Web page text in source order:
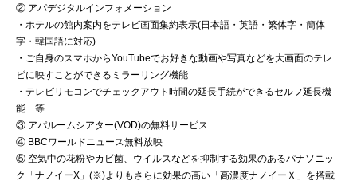
② アパデジタルインフォメーション
・ホテルの館内案内をテレビ画面集約表示(日本語・英語・繁体字・簡体
字・韓国語に対応)
・ご自身のスマホからYouTubeでお好きな動画や写真などを大画面のテレ
ビに映すことができるミラーリング機能
・テレビリモコンでチェックアウト時間の延長手続ができるセルフ延長機
能 等
③ アパルームシアター(VOD)の無料サービス
④ BBCワールドニュース無料放映
⑤ 空気中の花粉やカビ菌、ウイルスなどを抑制する効果のあるパナソニッ
ク「ナノイーX」(※)よりもさらに効果の高い「高濃度ナノイーＸ」を搭載